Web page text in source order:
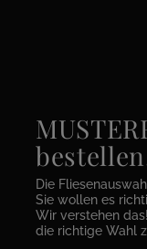
Die
Sie wollen es
Wir verstehen
die richtige Wahl